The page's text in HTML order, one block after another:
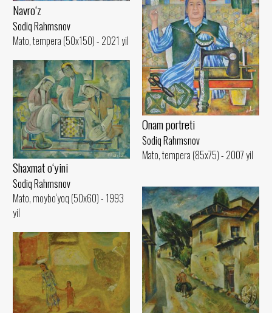
Navro‘z
Sodiq Rahmsnov
Mato, tempera (50x150) - 2021 yil
Onam portreti
Sodiq Rahmsnov
Mato, tempera (85x75) - 2007 yil
Shaxmat o‘yini
Sodiq Rahmsnov
Mato, moybo‘yoq (50x60) - 1993
yil